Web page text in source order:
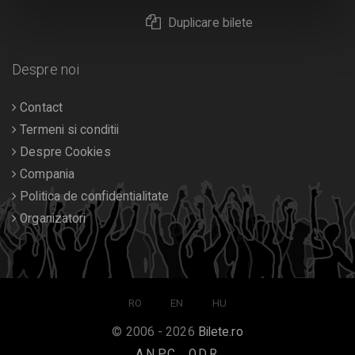
Duplicare bilete
Despre noi
Contact
Termeni si conditii
Despre Cookies
Compania
Politica de confidentialitate
Organizatori
RO EN HU
© 2006 - 2026 Bilete.ro